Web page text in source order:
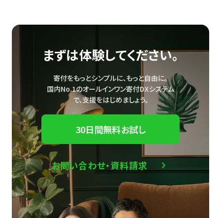
まずは体験してください。
寄付をもっとシンプルに、もっと自由に。
国内No.1のオールインワン寄付DXシステム
で、支援をはじめましょう。
30日間無料お試し
お問い合わせ・資料請求